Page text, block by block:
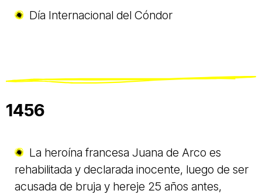
Día Internacional del Cóndor
1456
La heroína francesa Juana de Arco es
rehabilitada y declarada inocente, luego de ser
acusada de bruja y hereje 25 años antes,